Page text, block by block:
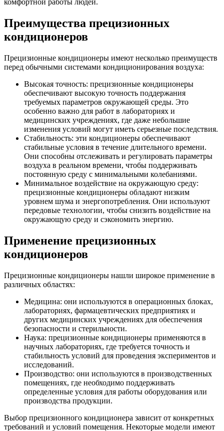
комфортной работы людей.
Преимущества прецизионных
кондиционеров
Прецизионные кондиционеры имеют несколько преимуществ
перед обычными системами кондиционирования воздуха:
Высокая точность: прецизионные кондиционеры
обеспечивают высокую точность поддержания
требуемых параметров окружающей среды. Это
особенно важно для работ в лабораториях и
медицинских учреждениях, где даже небольшие
изменения условий могут иметь серьезные последствия.
Стабильность: эти кондиционеры обеспечивают
стабильные условия в течение длительного времени.
Они способны отслеживать и регулировать параметры
воздуха в реальном времени, чтобы поддерживать
постоянную среду с минимальными колебаниями.
Минимальное воздействие на окружающую среду:
прецизионные кондиционеры обладают низким
уровнем шума и энергопотребления. Они используют
передовые технологии, чтобы снизить воздействие на
окружающую среду и сэкономить энергию.
Применение прецизионных
кондиционеров
Прецизионные кондиционеры нашли широкое применение в
различных областях:
Медицина: они используются в операционных блоках,
лабораториях, фармацевтических предприятиях и
других медицинских учреждениях для обеспечения
безопасности и стерильности.
Наука: прецизионные кондиционеры применяются в
научных лабораториях, где требуется точность и
стабильность условий для проведения экспериментов и
исследований.
Производство: они используются в производственных
помещениях, где необходимо поддерживать
определенные условия для работы оборудования или
производства продукции.
Выбор прецизионного кондиционера зависит от конкретных
требований и условий помещения. Некоторые модели имеют